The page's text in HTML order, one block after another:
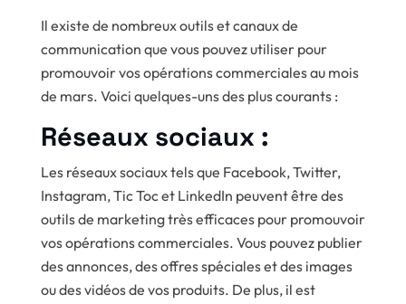
Il existe de nombreux outils et canaux de
communication que vous pouvez utiliser pour
promouvoir vos opérations commerciales au mois
de mars. Voici quelques-uns des plus courants :
Réseaux sociaux :
Les réseaux sociaux tels que Facebook, Twitter,
Instagram, Tic Toc et LinkedIn peuvent être des
outils de marketing très efficaces pour promouvoir
vos opérations commerciales. Vous pouvez publier
des annonces, des offres spéciales et des images
ou des vidéos de vos produits. De plus, il est